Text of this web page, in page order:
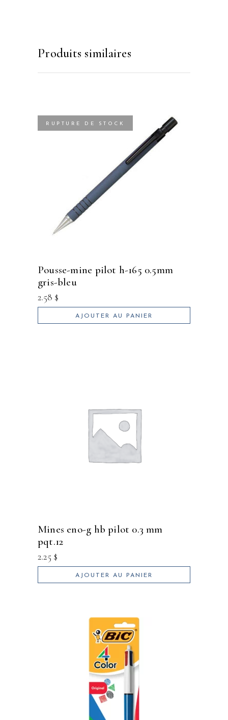
Produits similaires
RUPTURE DE STOCK
pousse-mine pilot h-165 0.5mm
gris-bleu
2.58 $
AJOUTER AU PANIER
mines eno-g hb pilot 0.3 mm
pqt.12
2.25 $
AJOUTER AU PANIER